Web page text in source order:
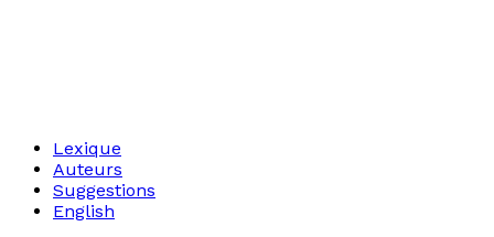
Lexique
Auteurs
Suggestions
English